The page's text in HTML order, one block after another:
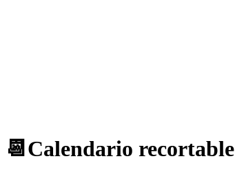
📆 Calendario recortable